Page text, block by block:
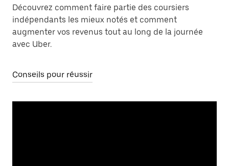
Découvrez comment faire partie des coursiers
indépendants les mieux notés et comment
augmenter vos revenus tout au long de la journée
avec Uber.
Conseils pour réussir